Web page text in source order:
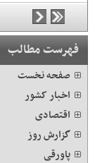
فهرست مطالب
صفحه نخست
اخبار کشور
اقتصادی
گزارش روز
پاورقی